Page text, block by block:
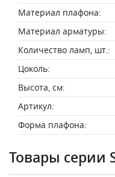
Материал плафона:
Материал арматуры:
Количество ламп, шт.:
Цоколь:
Высота, см:
Артикул:
Форма плафона:
Товары серии